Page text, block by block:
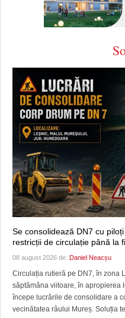
Se consolidează DN7 cu
restricții de circulație până la
08 august 2026 de: Daniel Neacșu
Circulația rutieră pe DN7, în zona
săptămâna viitoare, în apropierea
începe lucrările de consolidare a
vecinătatea râului Mureș. Soluția